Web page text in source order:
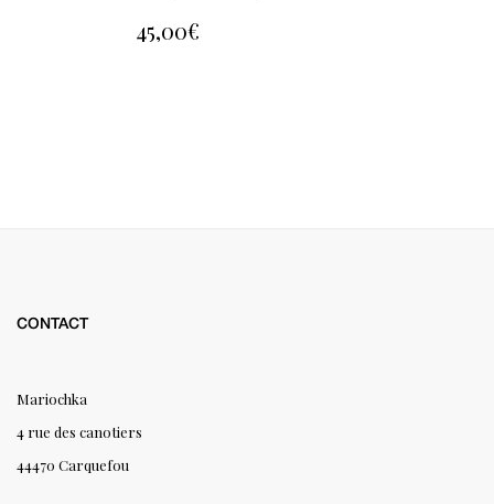
45,00€
CONTACT
Mariochka
4 rue des canotiers
44470 Carquefou